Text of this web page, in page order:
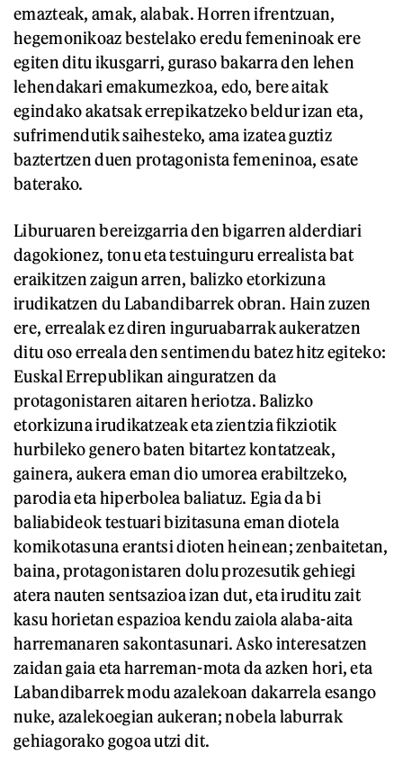
emazteak, amak, alabak. Horren ifrentzuan,
hegemonikoaz bestelako eredu femeninoak ere
egiten ditu ikusgarri, guraso bakarra den lehen
lehendakari emakumezkoa, edo, bere aitak
egindako akatsak errepikatzeko beldur izan eta,
sufrimendutik saihesteko, ama izatea guztiz
baztertzen duen protagonista femeninoa, esate
baterako.
Liburuaren bereizgarria den bigarren alderdiari
dagokionez, tonu eta testuinguru errealista bat
eraikitzen zaigun arren, balizko etorkizuna
irudikatzen du Labandibarrek obran. Hain zuzen
ere, errealak ez diren inguruabarrak aukeratzen
ditu oso erreala den sentimendu batez hitz egiteko:
Euskal Errepublikan ainguratzen da
protagonistaren aitaren heriotza. Balizko
etorkizuna irudikatzeak eta zientzia fikziotik
hurbileko genero baten bitartez kontatzeak,
gainera, aukera eman dio umorea erabiltzeko,
parodia eta hiperbolea baliatuz. Egia da bi
baliabideok testuari bizitasuna eman diotela
komikotasuna erantsi dioten heinean; zenbaitetan,
baina, protagonistaren dolu prozesutik gehiegi
atera nauten sentsazioa izan dut, eta iruditu zait
kasu horietan espazioa kendu zaiola alaba-aita
harremanaren sakontasunari. Asko interesatzen
zaidan gaia eta harreman-mota da azken hori, eta
Labandibarrek modu azalekoan dakarrela esango
nuke, azalekoegian aukeran; nobela laburrak
gehiagorako gogoa utzi dit.